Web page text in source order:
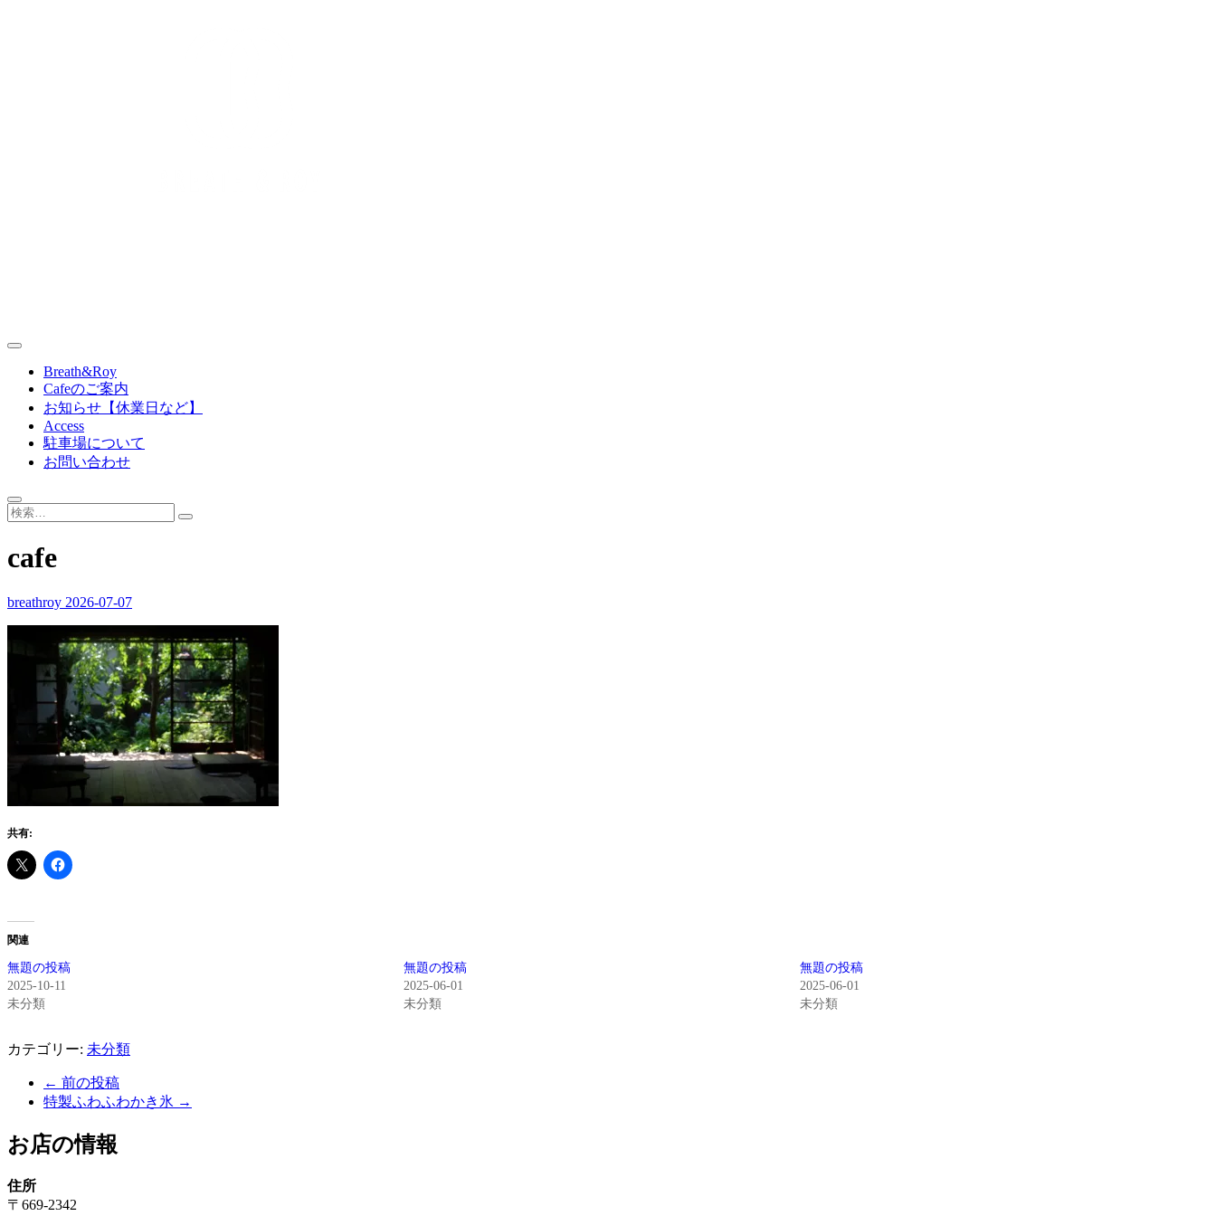
BREATH&ROY｜丹波篠山スタイル
丹波篠山（兵庫県）の情報や最新ニュース、地域の魅力や特別な品をお届け。都市と地方をつなぐ新しいスタイルを提案します。
Breath&Roy
Cafeのご案内
お知らせ【休業日など】
Access
駐車場について
お問い合わせ
cafe
breathroy 2026-07-07
共有:
関連
無題の投稿
2025-10-11
未分類
無題の投稿
2025-06-01
未分類
無題の投稿
2025-06-01
未分類
カテゴリー: 未分類
← 前の投稿
特製ふわふわかき氷 →
お店の情報
住所
〒669-2342